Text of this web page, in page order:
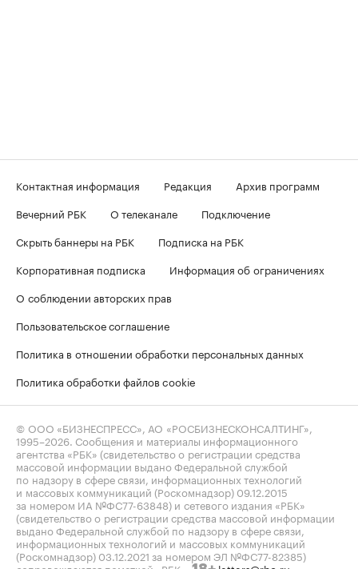
Контактная информация Редакция
Архив программ
Вечерний РБК
О телеканале
Подключение
Скрыть баннеры на РБК
Подписка на РБК
Корпоративная подписка
Информация об ограничениях
О соблюдении авторских прав
Пользовательское соглашение
Политика в отношении обработки персональных данных
Политика обработки файлов cookie
© ООО «БИЗНЕСПРЕСС», АО «РОСБИЗНЕСКОНСАЛТИНГ»,
1995–2026 . Сообщения и материалы информационного
агентства «РБК» (свидетельство о регистрации средства
массовой информации выдано Федеральной службой
по надзору в сфере связи, информационных технологий
и массовых коммуникаций (Роскомнадзор) 09.12.2015
за номером ИА №ФС77-63848) и сетевого издания «РБК»
(свидетельство о регистрации средства массовой информации
выдано Федеральной службой по надзору в сфере связи,
информационных технологий и массовых коммуникаций
(Роскомнадзор) 03.12.2021 за номером ЭЛ №ФС77-82385)